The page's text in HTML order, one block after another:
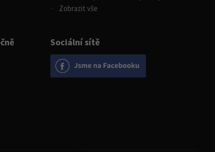
Sociální sítě
Zobrazit vše